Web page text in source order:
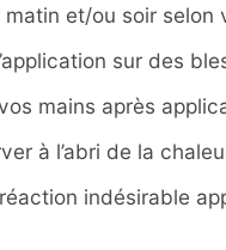
matin et/ou soir selon
sur des
mains après
à l’abri de la
indésirable